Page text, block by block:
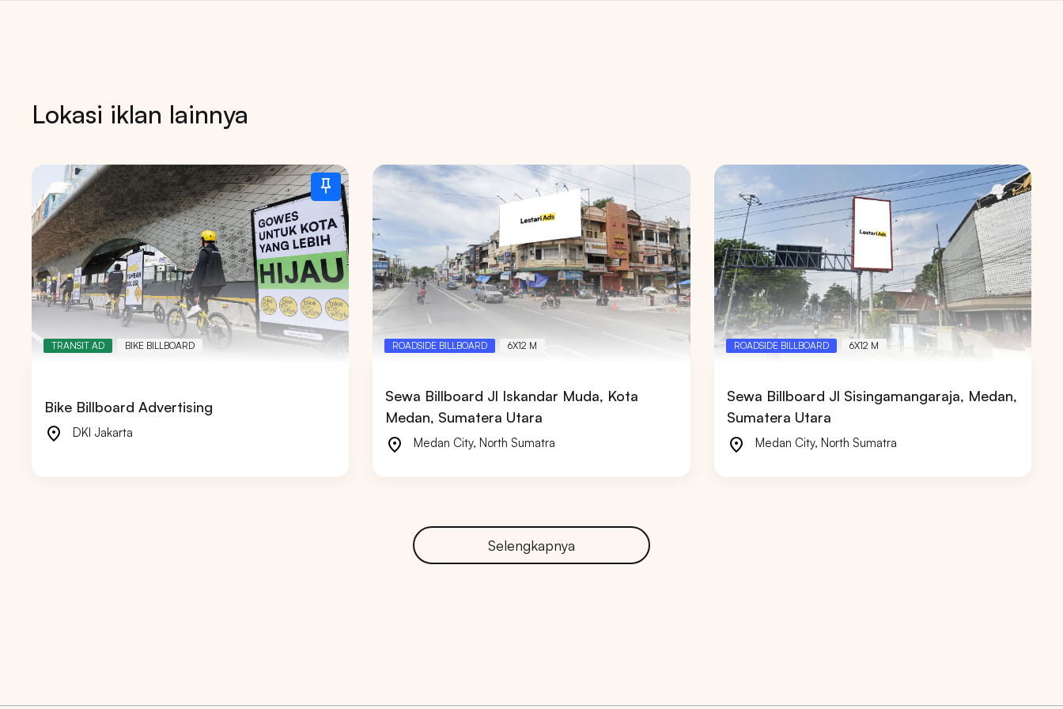
Lokasi iklan lainnya
TRANSIT AD BIKE BILLBOARD
Bike Billboard Advertising
DKI Jakarta
ROADSIDE BILLBOARD 6X12 M
Sewa Billboard Jl Iskandar Muda, Kota
Medan, Sumatera Utara
Medan City, North Sumatra
ROADSIDE BILLBOARD 6X12 M
Sewa Billboard Jl Sisingamangaraja, Medan,
Sumatera Utara
Medan City, North Sumatra
Selengkapnya
Pencarian
Tips: Pilih Semua Provinsi untuk melihat semua titik iklan kami